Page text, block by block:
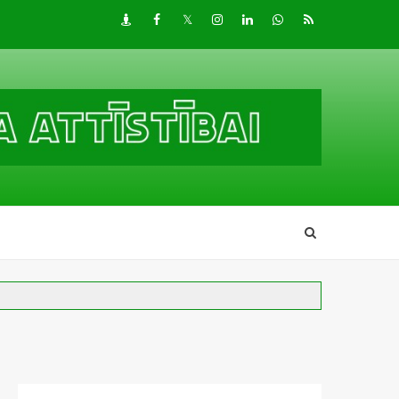
DraugiemFacebook
TwitterInstagram
LinkedInwhatsapp
RSS